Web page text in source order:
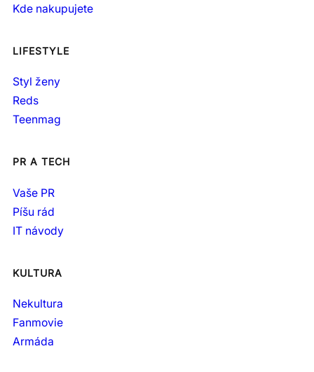
Kde nakupujete
LIFESTYLE
Styl ženy
Reds
Teenmag
PR A TECH
Vaše PR
Píšu rád
IT návody
KULTURA
Nekultura
Fanmovie
Armáda